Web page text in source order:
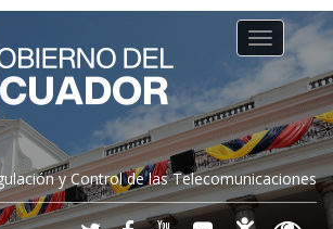
y Control de las Telecomunicaciones
Toggle
navigation